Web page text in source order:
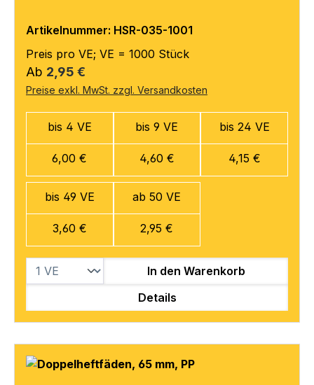
Artikelnummer: HSR-035-1001
Preis pro VE; VE = 1000 Stück
Regulärer Preis:
Ab 2,95 €
Preise exkl. MwSt. zzgl. Versandkosten
bis 4 VE
6,00 €
bis 9 VE
4,60 €
bis 24 VE
4,15 €
bis 49 VE
3,60 €
ab 50 VE
2,95 €
In den Warenkorb
Details